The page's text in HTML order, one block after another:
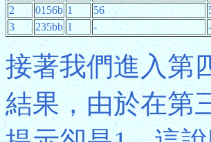
2
0156b 1 56
3
235bb 1 - -
接著我們進入第
結果，由於在第